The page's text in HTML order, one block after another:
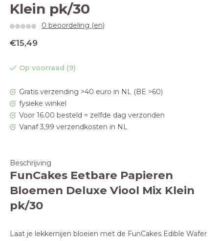
Klein pk/30
0 beoordeling (en)
€15,49
Op voorraad (9)
Gratis verzending >40 euro in NL (BE >60)
fysieke winkel
Voor 16.00 besteld = zelfde dag verzonden
Vanaf 3,99 verzendkosten in NL
Beschrijving
FunCakes Eetbare Papieren
Bloemen Deluxe Viool Mix Klein
pk/30
Laat je lekkernijen bloeien met de FunCakes Edible Wafer